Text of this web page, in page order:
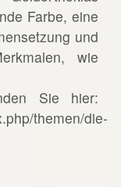
Farbe, eine
und
wie
Sie hier:
themen/die-